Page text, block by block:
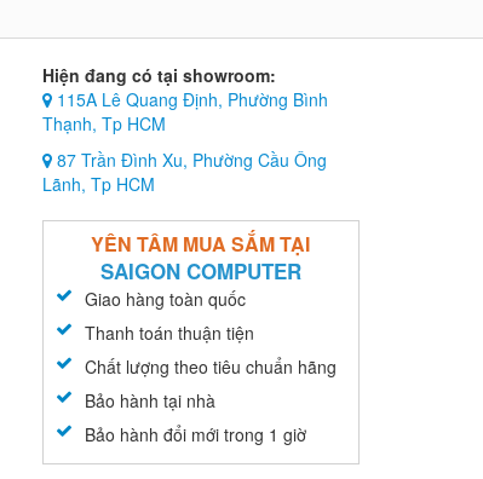
Hiện đang có tại showroom:
115A Lê Quang Định, Phường Bình
Thạnh, Tp HCM
87 Trần Đình Xu, Phường Cầu Ông
Lãnh, Tp HCM
YÊN TÂM MUA SẮM TẠI
SAIGON COMPUTER
Giao hàng toàn quốc
Thanh toán thuận tiện
Chất lượng theo tiêu chuẩn hãng
Bảo hành tại nhà
Bảo hành đổi mới trong 1 giờ